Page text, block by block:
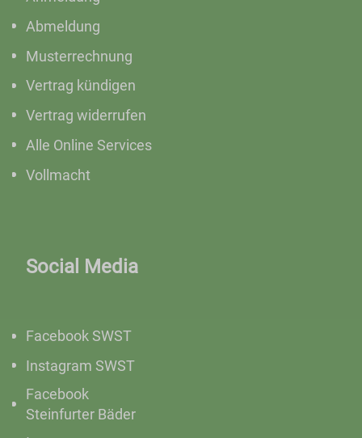
Abmeldung
Musterrechnung
Vertrag kündigen
Vertrag widerrufen
Alle Online Services
Vollmacht
Social Media
Facebook SWST
Instagram SWST
Facebook
Steinfurter Bäder